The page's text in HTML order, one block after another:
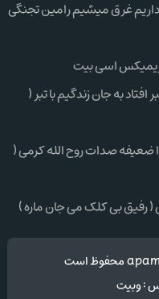
غرق میشیم رامین تجنگی
ریمیکس اسی بیت
به جان زندگیم با تبر (
صدات روح الله کرمی (
( رفیق بی کلک می جان ماره )
:وبیت